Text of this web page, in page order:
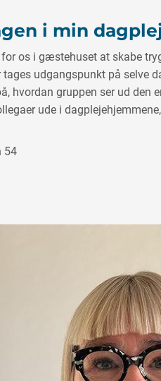
i min
for os i gæstehuset at skabe
udgangspunkt på selve
hvordan gruppen ser ud den
ude i
54